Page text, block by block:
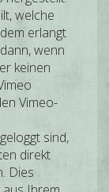
welche
erlangt
wenn
keinen
Vimeo-
sind,
direkt
Dies